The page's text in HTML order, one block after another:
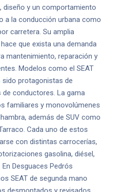
diseño y un comportamiento
a la conducción urbana como
carretera. Su amplia
que exista una demanda
mantenimiento, reparación y
Modelos como el SEAT
sido protagonistas de
conductores. La gama
familiares y monovolúmenes
además de SUV como
Cada uno de estos
con distintas carrocerías,
gasolina, diésel,
Desguaces Pedrós
SEAT de segunda mano